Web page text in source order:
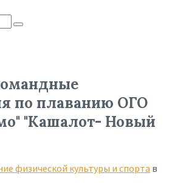
по плаванию ОГО
"Кашалот- Новый
физической культуры и спорта в